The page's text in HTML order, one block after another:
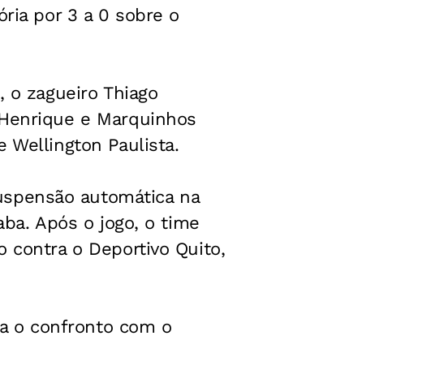
por 3 a 0 sobre o
zagueiro Thiago
e Marquinhos
Wellington Paulista.
automática na
Após o jogo, o time
contra o Deportivo Quito,
o confronto com o